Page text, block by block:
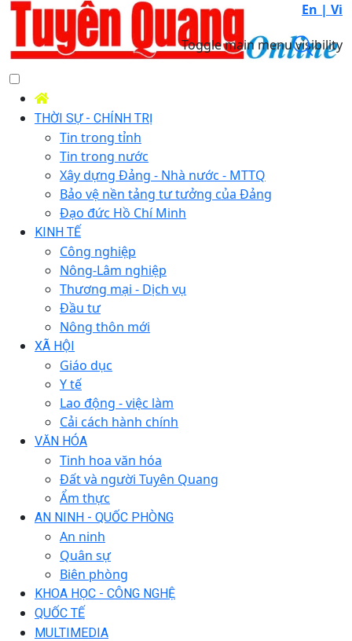
En | Vi
Toggle main menu visibility
THỜI SỰ - CHÍNH TRỊ
Tin trong tỉnh
Tin trong nước
Xây dựng Đảng - Nhà nước - MTTQ
Bảo vệ nền tảng tư tưởng của Đảng
Đạo đức Hồ Chí Minh
KINH TẾ
Công nghiệp
Nông-Lâm nghiệp
Thương mại - Dịch vụ
Đầu tư
Nông thôn mới
XÃ HỘI
Giáo dục
Y tế
Lao động - việc làm
Cải cách hành chính
VĂN HÓA
Tinh hoa văn hóa
Đất và người Tuyên Quang
Ẩm thực
AN NINH - QUỐC PHÒNG
An ninh
Quân sự
Biên phòng
KHOA HỌC - CÔNG NGHỆ
QUỐC TẾ
MULTIMEDIA